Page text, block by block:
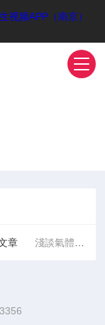
章 淺談氣體發生器的未來發展趨勢